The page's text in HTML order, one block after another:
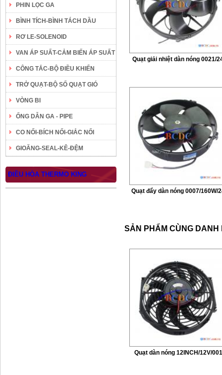
PHIN LỌC GA
BÌNH TÍCH-BÌNH TÁCH DẦU
RƠ LE-SOLENOID
VAN ÁP SUẤT-CẢM BIẾN ÁP SUẤT
CÔNG TẮC-BỘ ĐIỀU KHIỂN
TRỞ QUẠT-BỘ SỐ QUẠT GIÓ
VÒNG BI
ỐNG DẪN GA - PIPE
CO NỐI-BÍCH NỐI-GIẮC NỐI
GIOĂNG-SEAL-KÊ-ĐỆM
ĐIỀU HÒA THERMO KING
Quạt giải nhiệt dàn nóng 0021/
Quạt đẩy dàn nóng 0007/160W/
SẢN PHẨM CÙNG
Quạt dàn nóng 12INCH/12V/